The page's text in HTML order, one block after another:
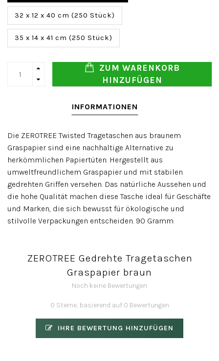
32 x 12 x 40 cm (250 Stück)
35 x 14 x 41 cm (250 Stück)
ZUM WARENKORB
HINZUFÜGEN
INFORMATIONEN
Die ZEROTREE Twisted Tragetaschen aus braunem
Graspapier sind eine nachhaltige Alternative zu
herkömmlichen Papiertüten. Hergestellt aus
umweltfreundlichem Graspapier und mit stabilen
gedrehten Griffen versehen. Das natürliche Aussehen und
die hohe Qualität machen diese Tasche ideal für Geschäfte
und Marken, die sich bewusst für ökologische und
stilvolle Verpackungen entscheiden. 90 Gramm
ZEROTREE Gedrehte Tragetaschen
Graspapier braun
Noch keine Bewertungen
0 Sterne, basierend auf 0 Bewertungen
IHRE BEWERTUNG HINZUFÜGEN